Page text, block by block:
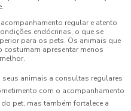
regular e atento
endócrinas, o que se
para os pets. Os animais que
costumam apresentar menos
animais a consultas regulares
com o acompanhamento
pet, mas também fortalece a